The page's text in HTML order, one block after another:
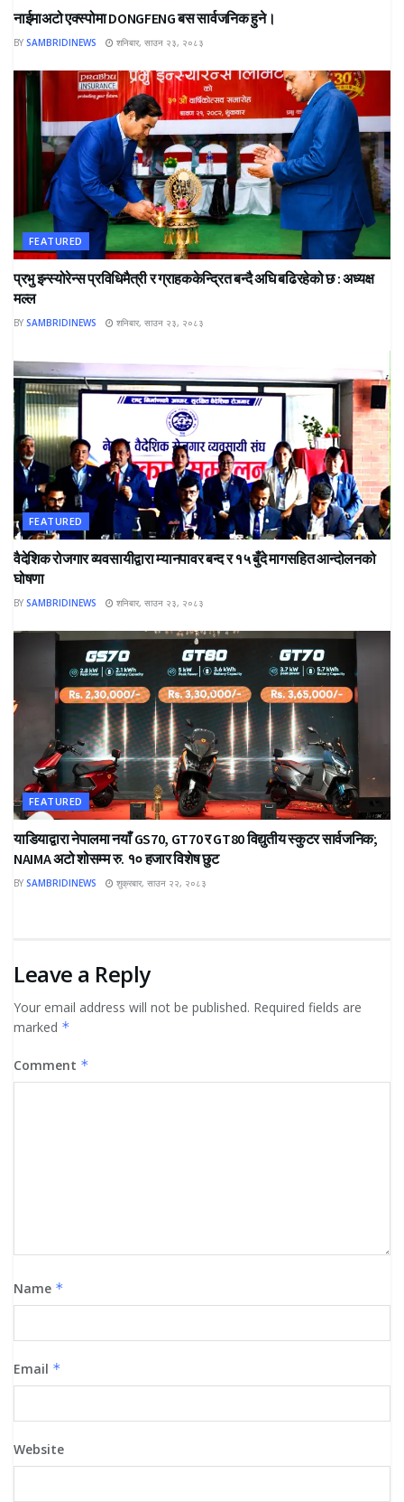
नाईमाअटो एक्स्पोमा DONGFENG बस सार्वजनिक हुने।
BY SAMBRIDINEWS शनिबार, साउन २३, २०८३
FEATURED
प्रभु इन्स्योरेन्स प्रविधिमैत्री र ग्राहककेन्द्रित बन्दै अघि बढिरहेको छ : अध्यक्ष
मल्ल
BY SAMBRIDINEWS शनिबार, साउन २३, २०८३
FEATURED
वैदेशिक रोजगार व्यवसायीद्वारा म्यानपावर बन्द र १५ बुँदे मागसहित आन्दोलनको
घोषणा
BY SAMBRIDINEWS शनिबार, साउन २३, २०८३
FEATURED
याडियाद्वारा नेपालमा नयाँ GS70, GT70 र GT80 विद्युतीय स्कुटर सार्वजनिक;
NAIMA अटो शोसम्म रु. १० हजार विशेष छुट
BY SAMBRIDINEWS शुक्रबार, साउन २२, २०८३
Leave a Reply
Your email address will not be published. Required fields are
marked *
Comment *
Name *
Email *
Website